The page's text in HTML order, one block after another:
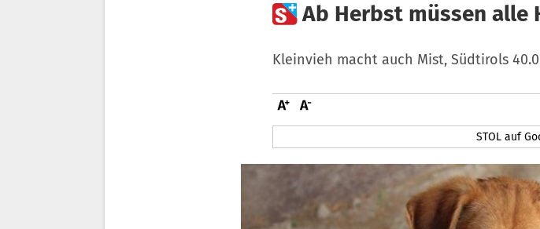
Ab Herbst müssen alle
Kleinvieh macht auch Mist, Südtirols
STOL auf